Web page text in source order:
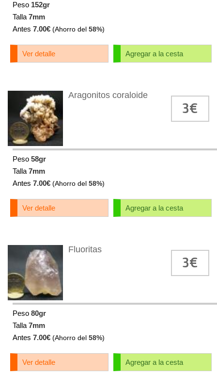
Peso 152gr
Talla 7mm
Antes 7.00€ (Ahorro del 58%)
Agregar a la cesta
Ver detalle
Aragonitos coraloide
3€
Peso 58gr
Talla 7mm
Antes 7.00€ (Ahorro del 58%)
Agregar a la cesta
Ver detalle
Fluoritas
3€
Peso 80gr
Talla 7mm
Antes 7.00€ (Ahorro del 58%)
Agregar a la cesta
Ver detalle